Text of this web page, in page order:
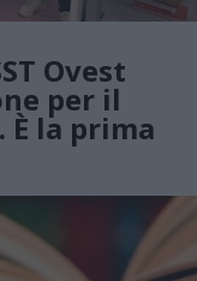
Ovest
per il
la prima